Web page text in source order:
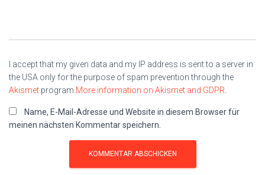
I accept that my given data and my IP address is sent to a server in
the USA only for the purpose of spam prevention through the
Akismet program. More information on Akismet and GDPR
Name, E-Mail-Adresse und Website in diesem Browser für
meinen nächsten Kommentar speichern.